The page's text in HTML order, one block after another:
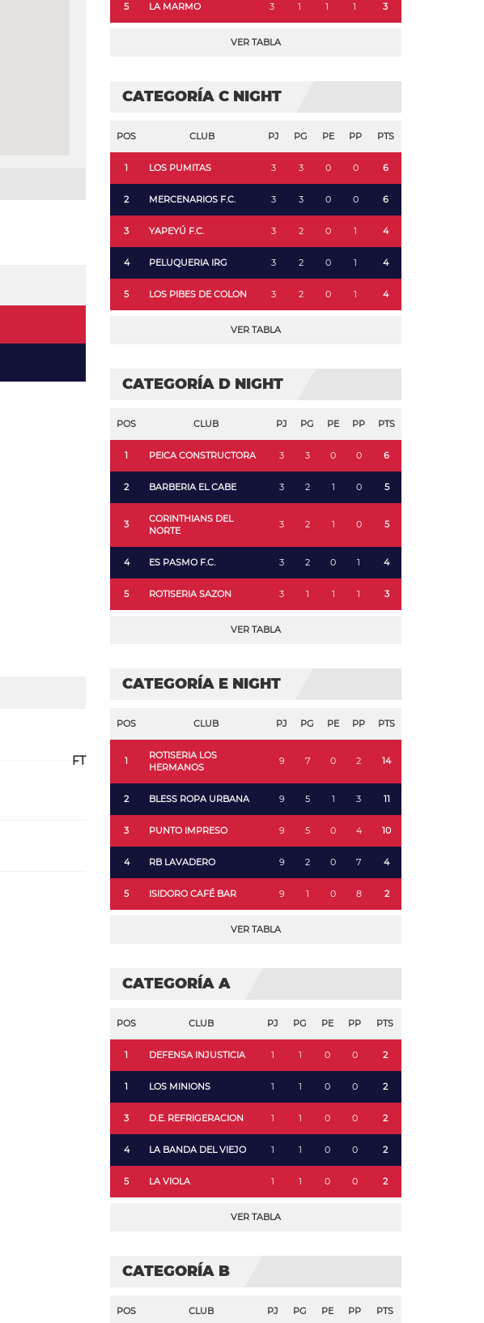
FT
5 LA MARMO 3 1 1 1 3
VER TABLA
CATEGORÍA C NIGHT
POS CLUB PJ PG PE PP PTS
1 LOS PUMITAS 3 3 0 0 6
2 MERCENARIOS F.C. 3 3 0 0 6
3 YAPEYÚ F.C. 3 2 0 1 4
4 PELUQUERIA IRG 3 2 0 1 4
5 LOS PIBES DE COLON 3 2 0 1 4
VER TABLA
CATEGORÍA D NIGHT
POS CLUB PJ PG PE PP PTS
1 PEICA CONSTRUCTORA 3 3 0 0 6
2 BARBERIA EL CABE 3 2 1 0 5
3
CORINTHIANS DEL
NORTE
3 2 1 0 5
4 ES PASMO F.C. 3 2 0 1 4
5 ROTISERIA SAZON 3 1 1 1 3
VER TABLA
CATEGORÍA E NIGHT
POS CLUB PJ PG PE PP PTS
1
ROTISERIA LOS
HERMANOS
9 7 0 2 14
2 BLESS ROPA URBANA 9 5 1 3 11
3 PUNTO IMPRESO 9 5 0 4 10
4 RB LAVADERO 9 2 0 7 4
5 ISIDORO CAFÉ BAR 9 1 0 8 2
VER TABLA
CATEGORÍA A
POS CLUB PJ PG PE PP PTS
1 DEFENSA INJUSTICIA 1 1 0 0 2
1 LOS MINIONS 1 1 0 0 2
3 D.E. REFRIGERACION 1 1 0 0 2
4 LA BANDA DEL VIEJO 1 1 0 0 2
5 LA VIOLA 1 1 0 0 2
VER TABLA
CATEGORÍA B
POS CLUB PJ PG PE PP PTS